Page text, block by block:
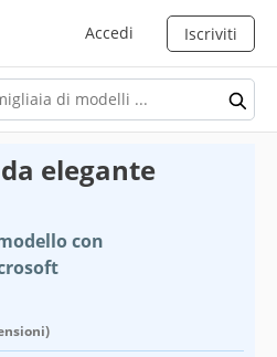
Accedi Iscriviti
elegante
con